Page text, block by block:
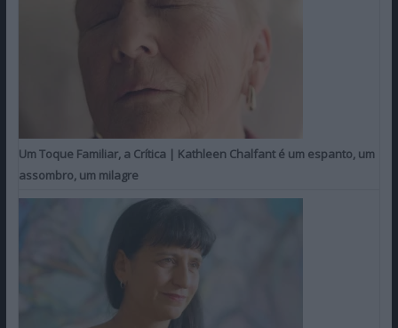
Um Toque Familiar, a Crítica | Kathleen Chalfant é um espanto, um
assombro, um milagre